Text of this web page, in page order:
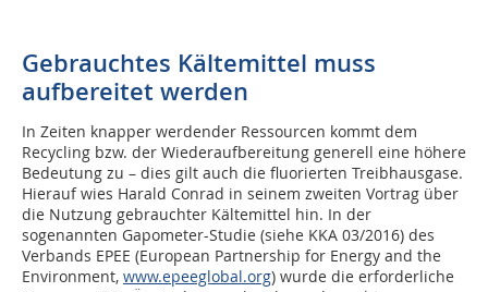
Gebrauchtes Kältemittel muss
aufbereitet werden
In Zeiten knapper werdender Ressourcen kommt dem
Recycling bzw. der Wiederaufbereitung generell eine höhere
Bedeutung zu – dies gilt auch die fluorierten Treibhausgase.
Hierauf wies Harald Conrad in seinem zweiten Vortrag über
die Nutzung gebrauchter Kältemittel hin. In der
sogenannten Gapometer-Studie (siehe KKA 03/2016) des
Verbands EPEE (European Partnership for Energy and the
Environment, www.epeeglobal.org) wurde die erforderliche